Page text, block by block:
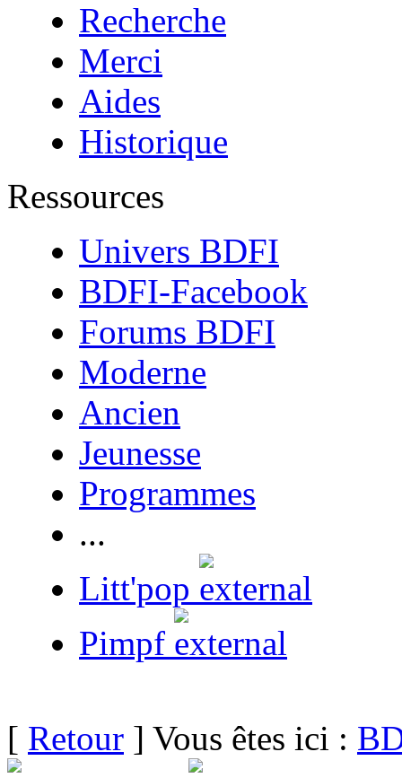
Recherche
Merci
Aides
Historique
Ressources
Univers BDFI
BDFI-Facebook
Forums BDFI
Moderne
Ancien
Jeunesse
Programmes
...
Litt'pop
Pimpf
[ Retour ] Vous êtes ici :